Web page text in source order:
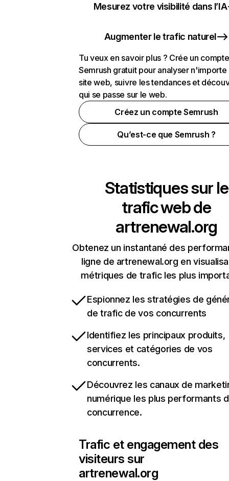
Mesurez votre visibilité dans l’IA
Augmenter le trafic naturel
Tu veux en savoir plus ? Crée un compte
Semrush gratuit pour analyser n'importe
site web, suivre les tendances et
qui se passe sur le web.
Créez un compte Semrush
Qu’est-ce que Semrush ?
Statistiques sur le
trafic web de
artrenewal.org
Obtenez un instantané des
ligne de artrenewal.org en
métriques de trafic les plus
Espionnez les stratégies de
de trafic de vos concurrents
Identifiez les principaux produits,
services et catégories de vos
concurrents.
Découvrez les canaux de
numérique les plus performants
concurrence.
Trafic et engagement des
visiteurs sur
artrenewal.org